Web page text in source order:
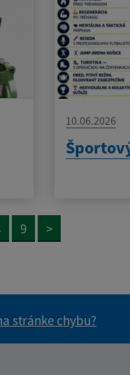
10.06.2026
9 >
stránke chybu?